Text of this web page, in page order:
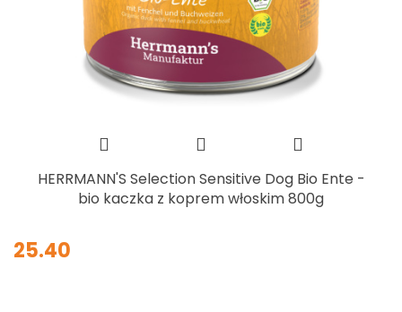
HERRMANN'S Selection Sensitive Dog Bio Ente -
bio kaczka z koprem włoskim 800g
25.40